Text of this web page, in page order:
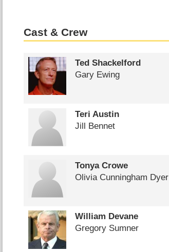
Cast & Crew
Ted Shackelford
Gary Ewing
Teri Austin
Jill Bennet
Tonya Crowe
Olivia Cunningham Dyer
William Devane
Gregory Sumner